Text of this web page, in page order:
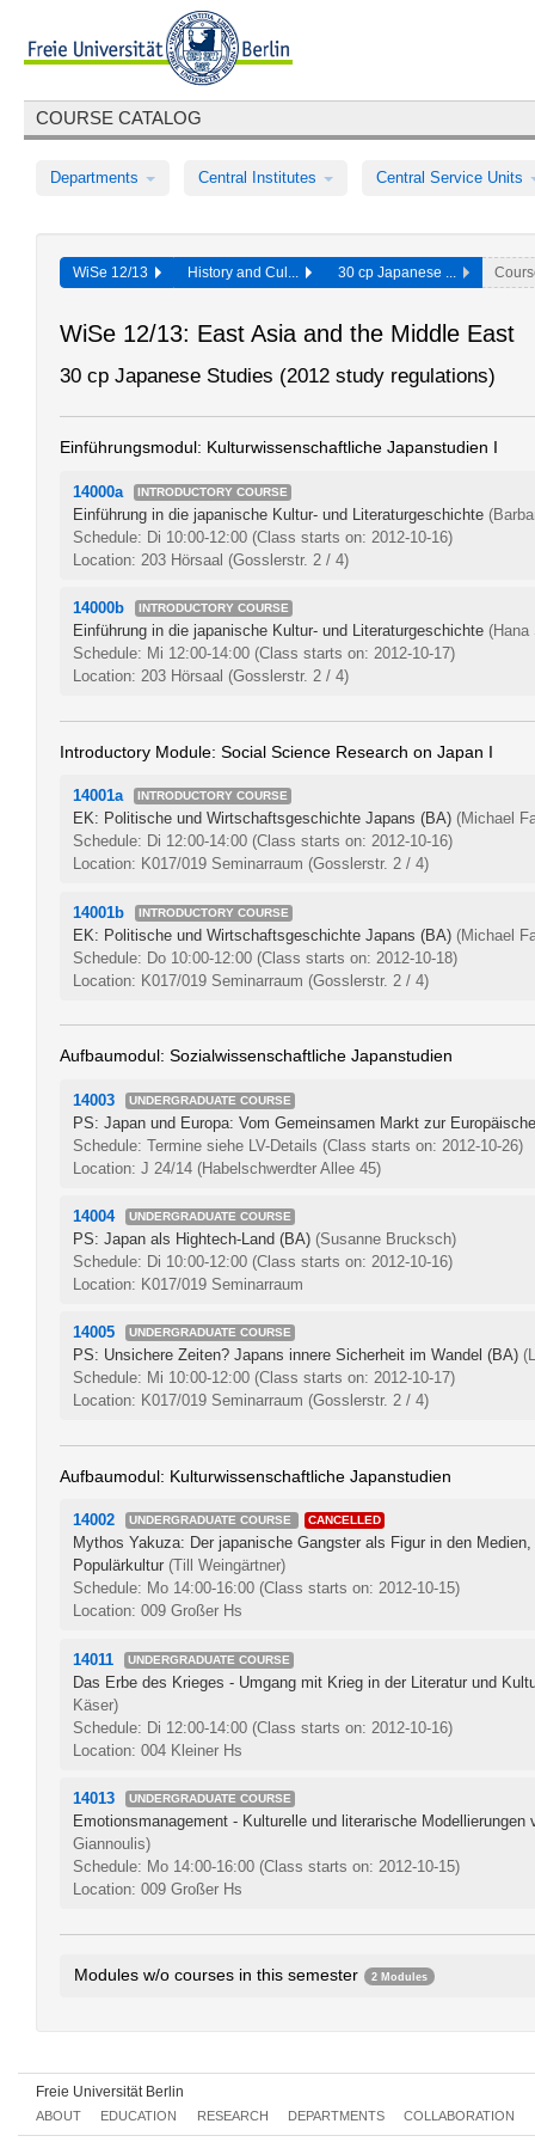
COURSE CATALOG
Departments Central Institutes Central Service Units
WiSe 12/13 History and Cul... 30 cp Japanese ...
WiSe 12/13: East Asia and the Middle East
30 cp Japanese Studies (2012 study regulations)
Einführungsmodul: Kulturwissenschaftliche Japanstudien I
14000a INTRODUCTORY COURSE
Einführung in die japanische Kultur- und Literaturgeschichte
Schedule: Di 10:00-12:00 (Class starts on: 2012-10-16)
Location: 203 Hörsaal (Gosslerstr. 2 / 4)
14000b INTRODUCTORY COURSE
Einführung in die japanische Kultur- und Literaturgeschichte (Hana
Schedule: Mi 12:00-14:00 (Class starts on: 2012-10-17)
Location: 203 Hörsaal (Gosslerstr. 2 / 4)
Introductory Module: Social Science Research on Japan I
14001a INTRODUCTORY COURSE
EK: Politische und Wirtschaftsgeschichte Japans (BA) (Michael
Schedule: Di 12:00-14:00 (Class starts on: 2012-10-16)
Location: K017/019 Seminarraum (Gosslerstr. 2 / 4)
14001b INTRODUCTORY COURSE
EK: Politische und Wirtschaftsgeschichte Japans (BA) (Michael
Schedule: Do 10:00-12:00 (Class starts on: 2012-10-18)
Location: K017/019 Seminarraum (Gosslerstr. 2 / 4)
Aufbaumodul: Sozialwissenschaftliche Japanstudien
14003 UNDERGRADUATE COURSE
PS: Japan und Europa: Vom Gemeinsamen Markt zur
Schedule: Termine siehe LV-Details (Class starts on: 2012-10-26)
Location: J 24/14 (Habelschwerdter Allee 45)
14004 UNDERGRADUATE COURSE
PS: Japan als Hightech-Land (BA) (Susanne Brucksch)
Schedule: Di 10:00-12:00 (Class starts on: 2012-10-16)
Location: K017/019 Seminarraum
14005 UNDERGRADUATE COURSE
PS: Unsichere Zeiten? Japans innere Sicherheit im Wandel (BA)
Schedule: Mi 10:00-12:00 (Class starts on: 2012-10-17)
Location: K017/019 Seminarraum (Gosslerstr. 2 / 4)
Aufbaumodul: Kulturwissenschaftliche Japanstudien
14002 UNDERGRADUATE COURSE CANCELLED
Mythos Yakuza: Der japanische Gangster als Figur in den
Populärkultur (Till Weingärtner)
Schedule: Mo 14:00-16:00 (Class starts on: 2012-10-15)
Location: 009 Großer Hs
14011 UNDERGRADUATE COURSE
Das Erbe des Krieges - Umgang mit Krieg in der Literatur und
Käser)
Schedule: Di 12:00-14:00 (Class starts on: 2012-10-16)
Location: 004 Kleiner Hs
14013 UNDERGRADUATE COURSE
Emotionsmanagement - Kulturelle und literarische Modellierungen
Giannoulis)
Schedule: Mo 14:00-16:00 (Class starts on: 2012-10-15)
Location: 009 Großer Hs
Modules w/o courses in this semester 2 Modules
Freie Universität Berlin
ABOUT EDUCATION RESEARCH DEPARTMENTS COLLABORATION